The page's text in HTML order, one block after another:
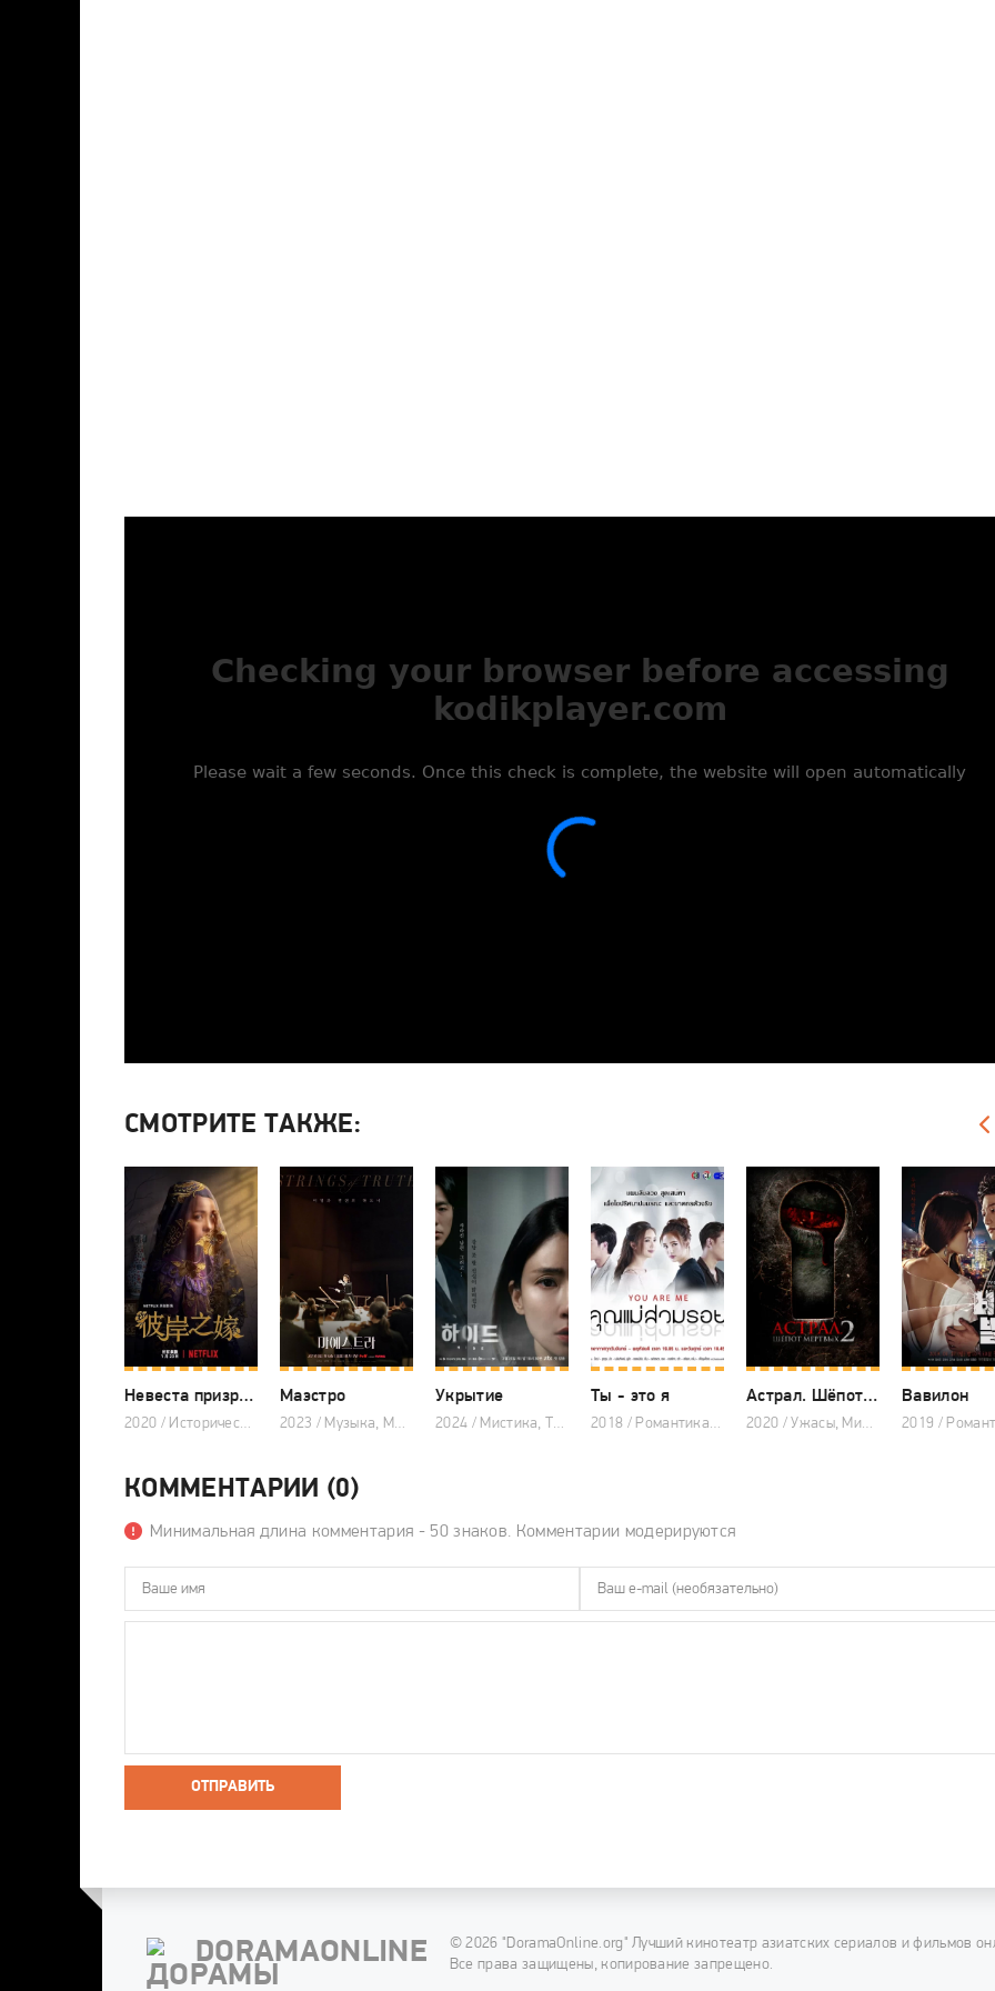
СМОТРИТЕ ТАКЖЕ:
Невеста призрака
2020 / Исторический, Ужасы, Триллер, Тайваньские дорамы
Маэстро
2023 / Музыка, Мистика, Триллер, Драма, Корейские дорамы
Укрытие
2024 / Мистика, Триллер, Драма, Корейские дорамы
Ты - это я
2018 / Романтика, Мистика, Комедия, Драма, Тайские дорамы
Астрал. Шёпот мёртвых 2
2020 / Ужасы, Мистика, Драма, Корейские дорамы
Вавилон
КОММЕНТАРИИ (0)
Минимальная длина комментария - 50 знаков. Комментарии модерируются
ОТПРАВИТЬ
DORAMAONLINE
© 2026 "DoramaOnline.org" Лучший кинотеатр азиатских сериалов и фильмов
Все права защищены, копирование запрещено.